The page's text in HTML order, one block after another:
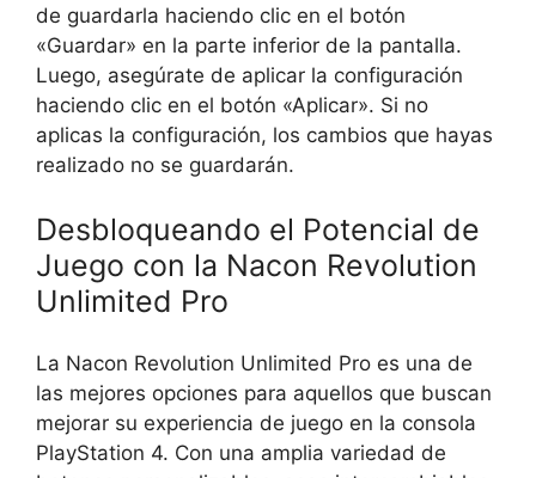
de guardarla haciendo clic en el botón
«Guardar» en la parte inferior de la pantalla.
Luego, asegúrate de aplicar la configuración
haciendo clic en el botón «Aplicar». Si no
aplicas la configuración, los cambios que hayas
realizado no se guardarán.
Desbloqueando el Potencial de
Juego con la Nacon Revolution
Unlimited Pro
La Nacon Revolution Unlimited Pro es una de
las mejores opciones para aquellos que buscan
mejorar su experiencia de juego en la consola
PlayStation 4. Con una amplia variedad de